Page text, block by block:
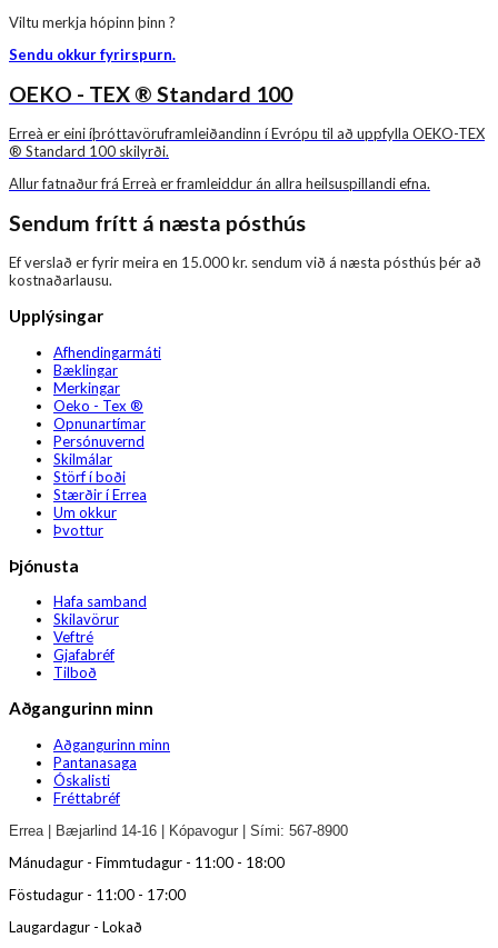
Viltu merkja hópinn þinn ?
Sendu okkur fyrirspurn.
OEKO - TEX ® Standard 100
Erreà er eini íþróttavöruframleiðandinn í Evrópu til að uppfylla OEKO-TEX
® Standard 100 skilyrði.
Allur fatnaður frá Erreà er framleiddur án allra heilsuspillandi efna.
Sendum frítt á næsta pósthús
Ef verslað er fyrir meira en 15.000 kr. sendum við á næsta pósthús þér að
kostnaðarlausu.
Upplýsingar
Afhendingarmáti
Bæklingar
Merkingar
Oeko - Tex ®
Opnunartímar
Persónuvernd
Skilmálar
Störf í boði
Stærðir í Errea
Um okkur
Þvottur
Þjónusta
Hafa samband
Skilavörur
Veftré
Gjafabréf
Tilboð
Aðgangurinn minn
Aðgangurinn minn
Pantanasaga
Óskalisti
Fréttabréf
Errea | Bæjarlind 14-16 | Kópavogur | Sími: 567-8900
Mánudagur - Fimmtudagur - 11:00 - 18:00
Föstudagur - 11:00 - 17:00
Laugardagur - Lokað